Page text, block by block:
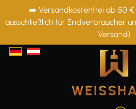
springen
➡️ Versandkostenfrei ab 50 €
ausschließlich für Endverbraucher
Versand)